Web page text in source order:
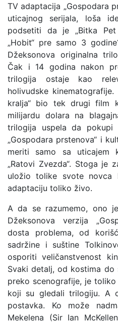
TV adaptacija „Gospodara
uticajnog serijala, loša
podsetiti da je „Bitka
„Hobit“ pre samo 3
Džeksonova originalna
Čak i 14 godina nakon
trilogija ostaje kao
holivudske
kralja“ bio tek drugi film
milijardu dolara na
trilogija uspela da pokupi
„Gospodara prstenova“ i
meriti samo sa uticajem
„Ratovi Zvezda“. Stoga
uložio tolike svote novca
adaptaciju toliko živo.
A da se razumemo, ono
Džeksonova verzija
dosta problema, od
sadržine i suštine
osporiti veličanstvenost
Svaki detalj, od kostima do
preko scenografije, je
koji su gledali trilogiju. A
postavka. Ko može
Mekelena (Sir Ian